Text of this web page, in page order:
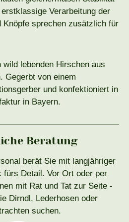
Verarbeitung der
Knöpfe sprechen zusätzlich für
lebenden Hirschen aus
Gegerbt von einem
und konfektioniert in
in Bayern.
Beratung
berät Sie mit langjähriger
fürs Detail. Vor Ort oder per
mit Rat und Tat zur Seite -
Dirndl, Lederhosen oder
suchen.